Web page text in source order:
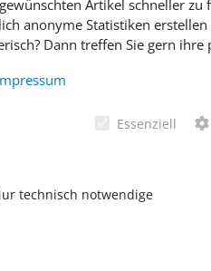
SOZIALE MEDIEN
Artikel schneller
anonyme Statistiken
Dann treffen Sie gern ihre
Essenziell
technisch notwendige